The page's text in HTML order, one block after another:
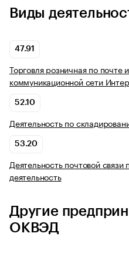
Виды
47.91
Торговля розничная по
коммуникационной сети
52.10
Деятельность по
53.20
Деятельность почтовой связи
деятельность
Другие
ОКВЭД